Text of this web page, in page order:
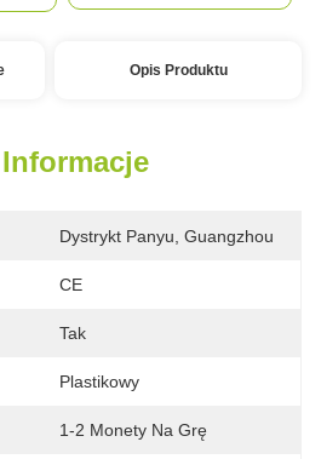
Opis Produktu
Dystrykt Panyu, Guangzhou
CE
Tak
Plastikowy
1-2 Monety Na Grę